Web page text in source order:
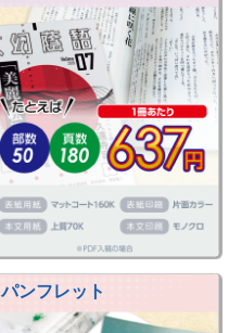
パンフレット